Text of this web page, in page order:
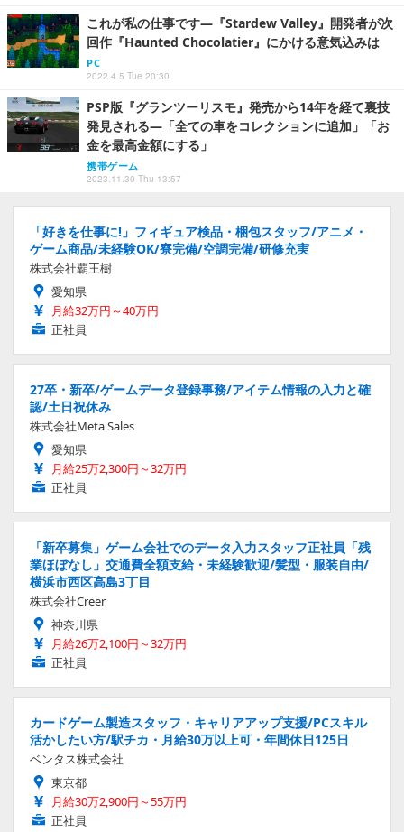
これが私の仕事です―『Stardew Valley』開発者が次
回作『Haunted Chocolatier』にかける意気込みは
PC
2022.4.5 Tue 20:30
PSP版『グランツーリスモ』発売から14年を経て裏技
発見される―「全ての車をコレクションに追加」「お
金を最高金額にする」
携帯ゲーム
2023.11.30 Thu 13:57
「好きを仕事に!」フィギュア検品・梱包スタッフ/アニメ・
ゲーム商品/未経験OK/寮完備/空調完備/研修充実
株式会社覇王樹
愛知県
月給32万円～40万円
正社員
27卒・新卒/ゲームデータ登録事務/アイテム情報の入力と確
認/土日祝休み
株式会社Meta Sales
愛知県
月給25万2,300円～32万円
正社員
「新卒募集」ゲーム会社でのデータ入力スタッフ正社員「残
業ほぼなし」交通費全額支給・未経験歓迎/髪型・服装自由/
横浜市西区高島3丁目
株式会社Creer
神奈川県
月給26万2,100円～32万円
正社員
カードゲーム製造スタッフ・キャリアアップ支援/PCスキル
活かしたい方/駅チカ・月給30万以上可・年間休日125日
ベンタス株式会社
東京都
月給30万2,900円～55万円
正社員